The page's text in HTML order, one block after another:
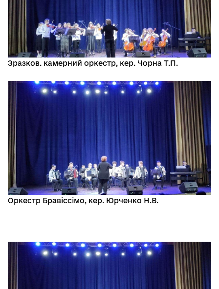
Зразков. камерний оркестр, кер. Чорна Т.П.
Оркестр Бравіссімо, кер. Юрченко Н.В.